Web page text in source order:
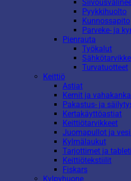
Pyykkihuolto
Kunnossapito
Parveke- ja
Pienrauta
Työkalut
Turvatuotteet
Keittiö
Astiat
Kernit ja
Pakastus- ja
Kertakäyttöastiat
Keittiötarvikkeet
Juomapullot ja
Kylmälaukut
Tarjottimet ja
Keittiötekstiilit
Fiskars
Kylpyhuone